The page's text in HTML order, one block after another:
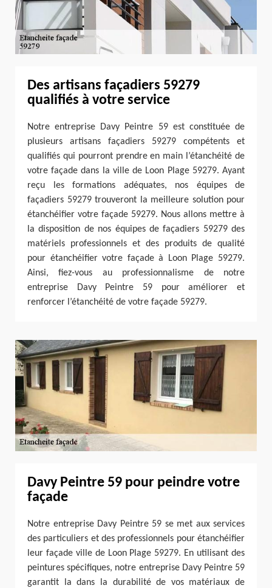
Des artisans façadiers 59279
qualifiés à votre service
Notre entreprise Davy Peintre 59 est constituée de
plusieurs artisans façadiers 59279 compétents et
qualifiés qui pourront prendre en main l’étanchéité de
votre façade dans la ville de Loon Plage 59279. Ayant
reçu les formations adéquates, nos équipes de
façadiers 59279 trouveront la meilleure solution pour
étanchéifier votre façade 59279. Nous allons mettre à
la disposition de nos équipes de façadiers 59279 des
matériels professionnels et des produits de qualité
pour étanchéifier votre façade à Loon Plage 59279.
Ainsi, fiez-vous au professionnalisme de notre
entreprise Davy Peintre 59 pour améliorer et
renforcer l’étanchéité de votre façade 59279.
Davy Peintre 59 pour peindre votre
façade
Notre entreprise Davy Peintre 59 se met aux services
des particuliers et des professionnels pour étanchéifier
leur façade ville de Loon Plage 59279. En utilisant des
peintures spécifiques, notre entreprise Davy Peintre 59
garantit la dans la durabilité de vos matériaux de